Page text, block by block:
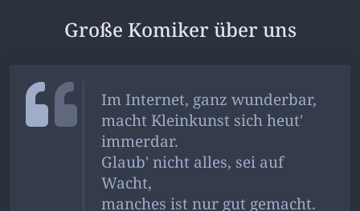
Große Komiker über uns
Im Internet, ganz wunderbar,
macht Kleinkunst sich heut'
immerdar.
Glaub' nicht alles, sei auf
Wacht,
manches ist nur gut gemacht.